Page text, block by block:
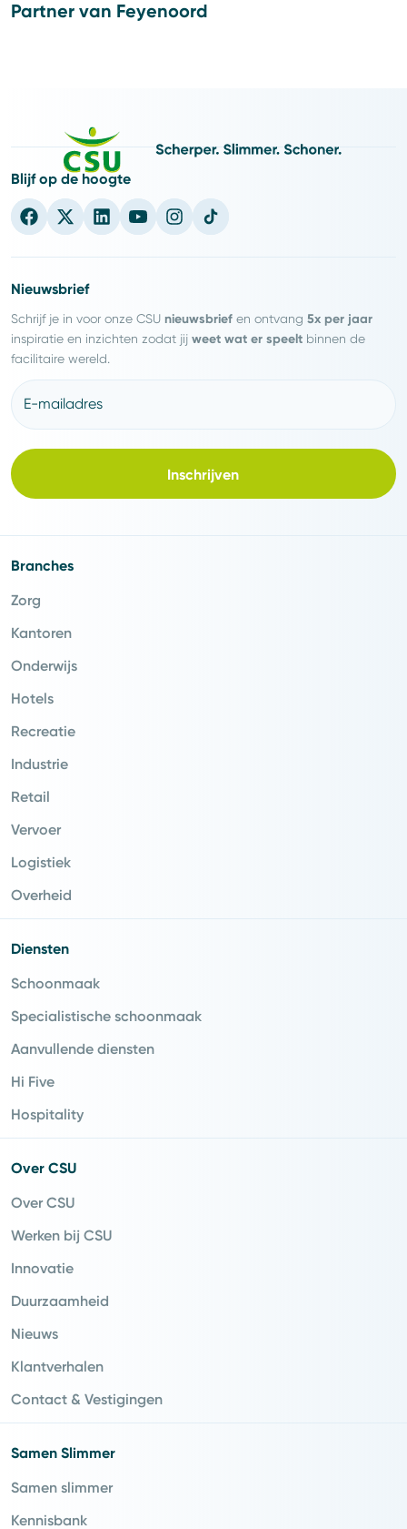
Partner van Feyenoord
Blijf op de hoogte
Nieuwsbrief
Schrijf je in voor onze CSU nieuwsbrief en ontvang 5x per jaar
inspiratie en inzichten zodat jij weet wat er speelt binnen de
facilitaire wereld.
E-mailadres
Inschrijven
Branches
Zorg
Kantoren
Onderwijs
Hotels
Recreatie
Industrie
Retail
Vervoer
Logistiek
Overheid
Diensten
Schoonmaak
Specialistische schoonmaak
Aanvullende diensten
Hi Five
Hospitality
Over CSU
Over CSU
Werken bij CSU
Innovatie
Duurzaamheid
Nieuws
Klantverhalen
Contact & Vestigingen
Samen Slimmer
Samen slimmer
Kennisbank